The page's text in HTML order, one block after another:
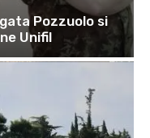
Pozzuolo si
Unifil